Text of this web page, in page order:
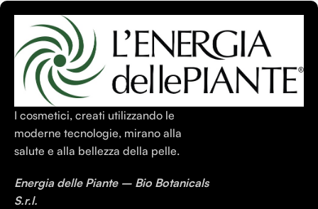
I cosmetici, creati utilizzando le
moderne tecnologie, mirano alla
salute e alla bellezza della pelle.
Energia delle Piante – Bio Botanicals
S.r.l.